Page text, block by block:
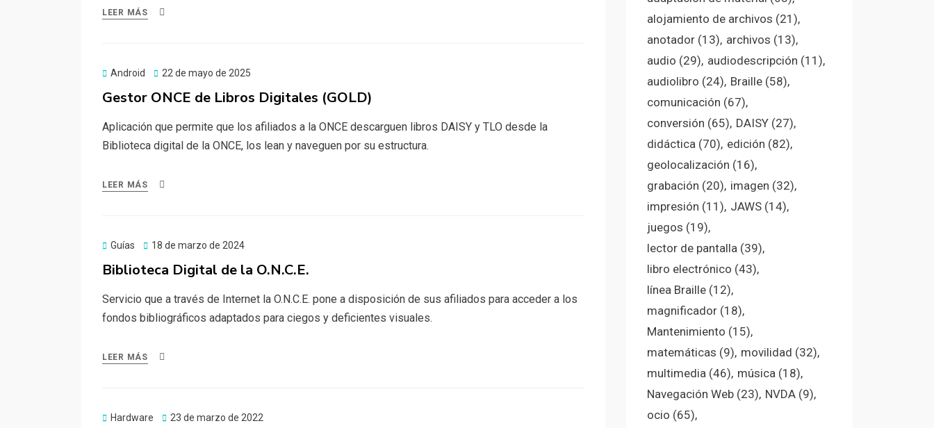
LEER MÁS
Android
Publicado
22 de mayo de 2025
Gestor ONCE de Libros Digitales (GOLD)
Aplicación que permite que los afiliados a la ONCE descarguen libros DAISY y TLO desde la
Biblioteca digital de la ONCE, los lean y naveguen por su estructura.
LEER MÁS
Guías
Publicado
18 de marzo de 2024
Biblioteca Digital de la O.N.C.E.
Servicio que a través de Internet la O.N.C.E. pone a disposición de sus afiliados para acceder a los
fondos bibliográficos adaptados para ciegos y deficientes visuales.
LEER MÁS
Hardware
Publicado
23 de marzo de 2022
alojamiento de archivos (21)
anotador(13) archivos (13)
audio (29) audiodescripción (11)
audiolibro (24) Braille(58)
comunicación (67)
conversión (65) DAISY(27)
didáctica(70) edición (82)
geolocalización (16)
grabación (20) imagen (32)
impresión (11) JAWS(14)
juegos (19)
lector de pantalla(39)
libro electrónico (43)
línea Braille(12)
magnificador(18)
Mantenimiento (15)
matemáticas (9) movilidad (32)
multimedia(46) música(18)
Navegación Web(23) NVDA(9)
ocio (65)